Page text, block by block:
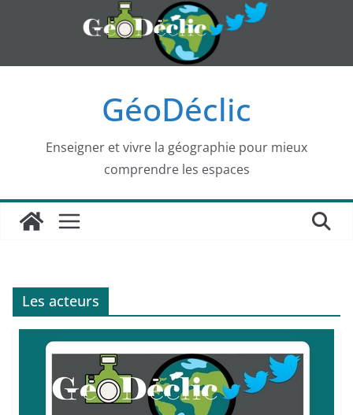
GéoDéclic
Enseigner et vivre la géographie pour mieux
comprendre les espaces
Les acteurs